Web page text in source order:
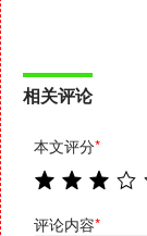
相关评论
本文评分*
评论内容*